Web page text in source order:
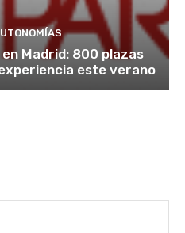
Madrid: 800 plazas
este verano